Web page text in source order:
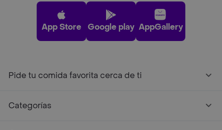
App Store Google play AppGallery
Pide tu comida favorita cerca de ti
Categorías